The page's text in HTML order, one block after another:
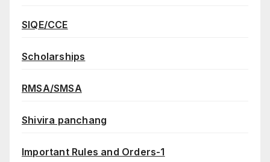
SIQE/CCE
Scholarships
RMSA/SMSA
Shivira panchang
Important Rules and Orders-1